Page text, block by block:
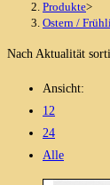
Produkte>
Ostern /
Nach Aktualität
Ansicht:
12
24
Alle